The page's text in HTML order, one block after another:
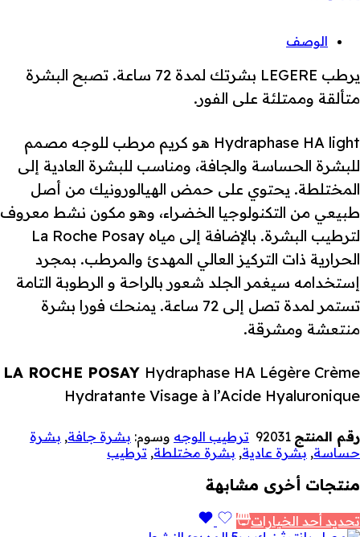
الوصف
يرطب LEGERE بشرتك لمدة 72 ساعة. تصبح البشرة
متألقة وممتلئة على الفور.
Hydraphase HA light هو كريم مرطب للوجه مصمم
للبشرة الحساسة والجافة، ومناسب للبشرة العادية إلى
المختلطة. يحتوي على حمض الهيالورونيك من أصل
طبيعي من التكنولوجيا الخضراء، وهو مكون نشط معروف
لترطيب البشرة. بالإضافة إلى مياه La Roche Posay
الحرارية ذات التركيز العالي المهدئ والمرطب. بمجرد
إستخدامه سيغمر الجلد شعور بالراحة و الرطوبة التامة
تستمر لمدة تصل إلى 72 ساعة. يمنحك فورا بشرة
منتعشة ومشرقة.
LA ROCHE POSAY Hydraphase HA Légère Crème
Hydratante Visage à l’Acide Hyaluronique
رقم المنتج 92031 ترطيب الوجه وسوم: بشرة جافة, بشرة
حساسة, بشرة عادية, بشرة مختلطة, ترطيب
منتجات أخرى مشابهة
تحديد أحد الخيارات